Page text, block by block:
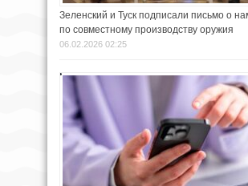
Зеленский и Туск подписали письмо о
по совместному производству оружия
06.02.2026 02:25